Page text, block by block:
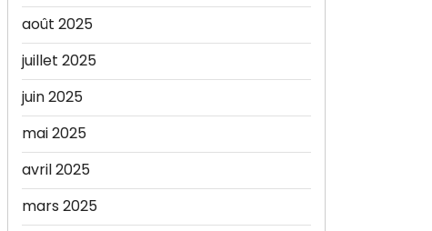
août 2025
juillet 2025
juin 2025
mai 2025
avril 2025
mars 2025